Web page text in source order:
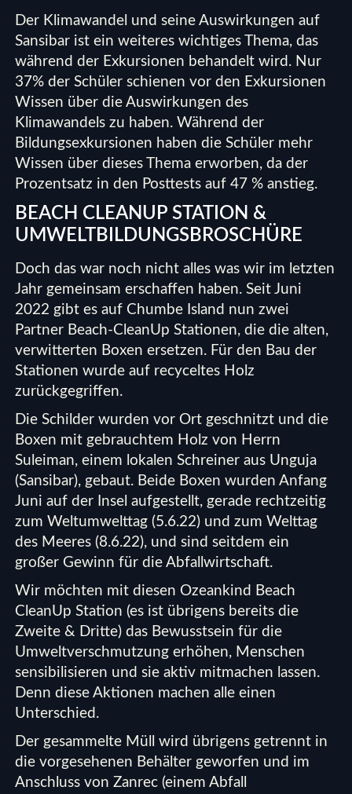
Der Klimawandel und seine Auswirkungen auf
Sansibar ist ein weiteres wichtiges Thema, das
während der Exkursionen behandelt wird. Nur
37% der Schüler schienen vor den Exkursionen
Wissen über die Auswirkungen des
Klimawandels zu haben. Während der
Bildungsexkursionen haben die Schüler mehr
Wissen über dieses Thema erworben, da der
Prozentsatz in den Posttests auf 47 % anstieg.
BEACH CLEANUP STATION &
UMWELTBILDUNGSBROSCHÜRE
Doch das war noch nicht alles was wir im letzten
Jahr gemeinsam erschaffen haben. Seit Juni
2022 gibt es auf Chumbe Island nun zwei
Partner Beach-CleanUp Stationen, die die alten,
verwitterten Boxen ersetzen. Für den Bau der
Stationen wurde auf recyceltes Holz
zurückgegriffen.
Die Schilder wurden vor Ort geschnitzt und die
Boxen mit gebrauchtem Holz von Herrn
Suleiman, einem lokalen Schreiner aus Unguja
(Sansibar), gebaut. Beide Boxen wurden Anfang
Juni auf der Insel aufgestellt, gerade rechtzeitig
zum Weltumwelttag (5.6.22) und zum Welttag
des Meeres (8.6.22), und sind seitdem ein
großer Gewinn für die Abfallwirtschaft.
Wir möchten mit diesen Ozeankind Beach
CleanUp Station (es ist übrigens bereits die
Zweite & Dritte) das Bewusstsein für die
Umweltverschmutzung erhöhen, Menschen
sensibilisieren und sie aktiv mitmachen lassen.
Denn diese Aktionen machen alle einen
Unterschied.
Der gesammelte Müll wird übrigens getrennt in
die vorgesehenen Behälter geworfen und im
Anschluss von Zanrec (einem Abfall